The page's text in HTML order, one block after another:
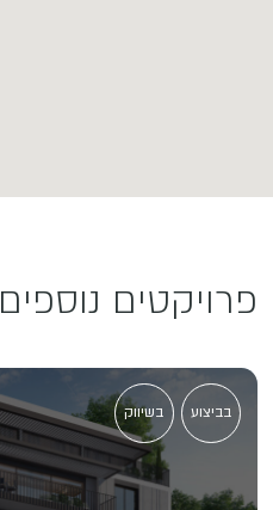
פרויקטים נוספים
בביצוע בשיווק